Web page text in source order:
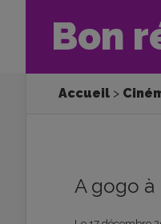
Bon
Accueil
A gogo à